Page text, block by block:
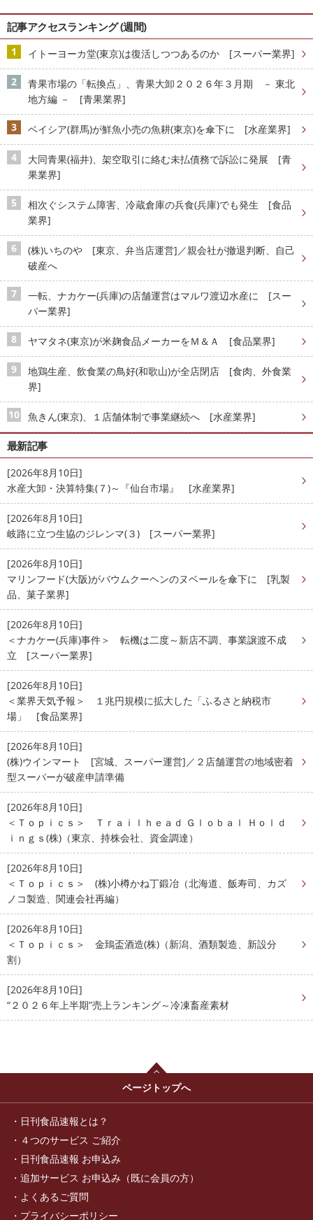
記事アクセスランキング (週間)
イトーヨーカ堂(東京)は復活しつつあるのか [スーパー業界]
青果市場の「転換点」、青果大卸２０２６年３月期 － 東北
地方編 － [青果業界]
ベイシア(群馬)が鮮魚小売の魚耕(東京)を傘下に [水産業界]
大同青果(福井)、架空取引に絡む未払債務で訴訟に発展 [青
果業界]
相次ぐシステム障害、冷蔵倉庫の兵食(兵庫)でも発生 [食品
業界]
(株)いちのや [東京、弁当店運営]／親会社が撤退判断、自己
破産へ
一転、ナカケー(兵庫)の店舗運営はマルワ渡辺水産に [スー
パー業界]
ヤマタネ(東京)が米麹食品メーカーをＭ＆Ａ [食品業界]
地鶏生産、飲食業の鳥好(和歌山)が全店閉店 [食肉、外食業
界]
魚きん(東京)、１店舗体制で事業継続へ [水産業界]
最新記事
[2026年8月10日]
水産大卸・決算特集(７)～『仙台市場』 [水産業界]
[2026年8月10日]
岐路に立つ生協のジレンマ(３) [スーパー業界]
[2026年8月10日]
マリンフード(大阪)がバウムクーヘンのヌベールを傘下に [乳製
品、菓子業界]
[2026年8月10日]
＜ナカケー(兵庫)事件＞ 転機は二度～新店不調、事業譲渡不成
立 [スーパー業界]
[2026年8月10日]
＜業界天気予報＞ １兆円規模に拡大した「ふるさと納税市
場」 [食品業界]
[2026年8月10日]
(株)ウインマート [宮城、スーパー運営]／２店舗運営の地域密着
型スーパーが破産申請準備
[2026年8月10日]
＜Ｔｏｐｉｃｓ＞ Ｔｒａｉｌｈｅａｄ Ｇｌｏｂａｌ Ｈｏｌｄ
ｉｎｇｓ(株)（東京、持株会社、資金調達）
[2026年8月10日]
＜Ｔｏｐｉｃｓ＞ (株)小樽かね丁鍛冶（北海道、飯寿司、カズ
ノコ製造、関連会社再編）
[2026年8月10日]
＜Ｔｏｐｉｃｓ＞ 金鵄盃酒造(株)（新潟、酒類製造、新設分
割）
[2026年8月10日]
“２０２６年上半期”売上ランキング～冷凍畜産素材
ページトップへ
日刊食品速報とは？
４つのサービス ご紹介
日刊食品速報 お申込み
追加サービス お申込み（既に会員の方）
よくあるご質問
プライバシーポリシー